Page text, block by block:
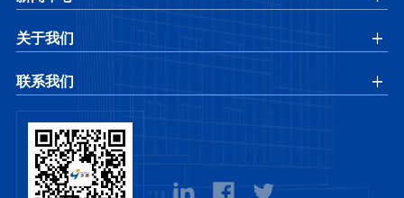
关于我们
联系我们